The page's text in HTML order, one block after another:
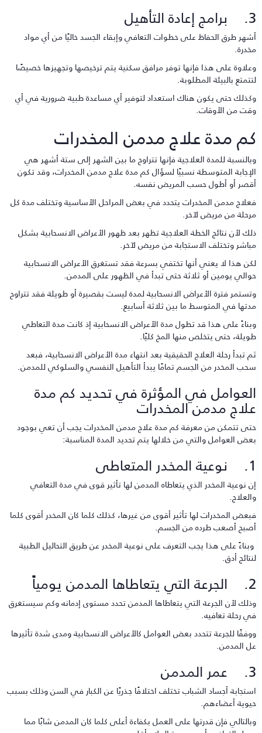
طرق الحفاظ على خطوات التعافي وإبقاء الجسد خاليًا من أي مواد
على هذا فإنها توفر مرافق سكنية يتم ترخيصها وتجهيزها خصيصًا
بالبيئة المطلوبة.
حتى يكون هناك استعداد لتوفير أي مساعدة طبية ضرورية في أي
من الأوقات.
مدة علاج مدمن المخدرات
للمدة العلاجية فإنها تتراوح ما بين الشهر إلى ستة أشهر هي
المتوسطة نسبيًا لسؤال كم مدة علاج مدمن المخدرات، وقد تكون
أو أطول حسب المريض نفسه.
مدمن المخدرات يتحدد في بعض المراحل الأساسية وتختلف مدة كل
من مريض لآخر.
لأن نتائج الخطة العلاجية تظهر بعد ظهور الأعراض الانسحابية بشكل
وتختلف الاستجابة من مريض لآخر.
هذا لا يعني أنها تختفي بسرعة فقد تستغرق الأعراض الانسحابية
يومين أو ثلاثة حتى تبدأ في الظهور على المدمن.
فترة الأعراض الانسحابية لمدة ليست بقصيرة أو طويلة فقد تتراوح
في المتوسط ما بين ثلاثة أسابيع.
على هذا قد تطول مدة الأعراض الانسحابية إذ كانت مدة التعاطي
حتى يتخلص منها المخ كليًا.
تبدأ رحلة العلاج الحقيقية بعد انتهاء مدة الأعراض الانسحابية، فبعد
المخدر من الجسم تمامًا يبدأ التأهيل النفسي والسلوكي للمدمن.
في المؤثرة في تحديد كم مدة
مدمن المخدرات
تتمكن من معرفة كم مدة علاج مدمن المخدرات يجب أن تعي بوجود
العوامل والتي من خلالها يتم تحديد المدة المناسبة:
نوعية المخدر الذي يتعاطاه المدمن لها تأثير قوى في مدة التعافي
المخدرات لها تأثير أقوى من غيرها، كذلك كلما كان المخدر أقوى كلما
أصعب طرده من الجسم.
على هذا يجب التعرف على نوعية المخدر عن طريق التحاليل الطبية
أدق.
لأن الجرعة التي يتعاطاها المدمن تحدد مستوى إدمانه وكم سيستغرق
رحلة تعافيه.
للجرعة تتحدد بعض العوامل كالأعراض الانسحابية ومدى شدة تأثيرها
المدمن.
أجساد الشباب تختلف اختلافًا جذريًا عن الكبار في السن وذلك بسبب
أعضاءهم.
فإن قدرتها على العمل بكفاءة أعلى كلما كان المدمن شابًا مما